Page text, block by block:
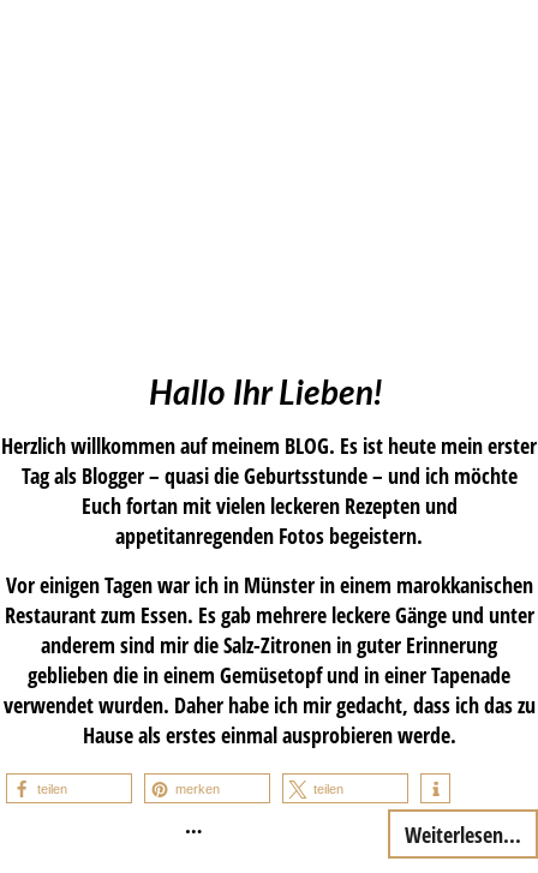
Hallo Ihr Lieben!
Herzlich willkommen auf meinem BLOG. Es ist heute mein erster
Tag als Blogger – quasi die Geburtsstunde – und ich möchte
Euch fortan mit vielen leckeren Rezepten und
appetitanregenden Fotos begeistern.
Vor einigen Tagen war ich in Münster in einem marokkanischen
Restaurant zum Essen. Es gab mehrere leckere Gänge und unter
anderem sind mir die Salz-Zitronen in guter Erinnerung
geblieben die in einem Gemüsetopf und in einer Tapenade
verwendet wurden. Daher habe ich mir gedacht, dass ich das zu
Hause als erstes einmal ausprobieren werde.
teilen merken teilen
… Weiterlesen...